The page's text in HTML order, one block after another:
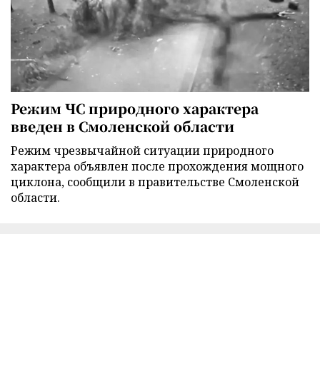
Режим ЧС природного характера
введен в Смоленской области
Режим чрезвычайной ситуации природного
характера объявлен после прохождения мощного
циклона, сообщили в правительстве Смоленской
области.